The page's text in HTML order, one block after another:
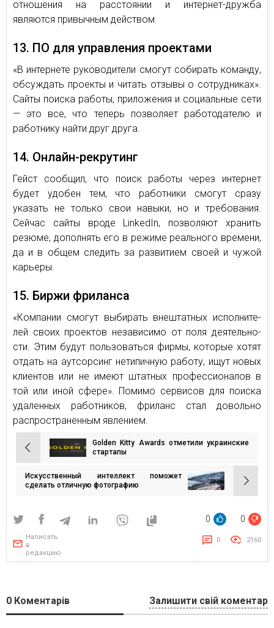
отношения на расстоянии и интернет-дружба
являются привычным действом.
13. ПО для управления проектами
«В ин­тер­не­те ру­ко­во­ди­те­ли смо­гут со­би­рать ко­ман­ду,
об­суж­дать про­ек­ты и чи­тать от­зы­вы о со­труд­ни­ках».
Сайты поиска работы, приложения и социальные сети
— это все, что теперь позволяет работодателю и
работнику найти друг друга.
14. Онлайн-рекрутинг
Гейст сообщил, что поиск работы через интернет
будет удобен тем, что работники смогут сразу
указать не только свои навыки, но и требования.
Сейчас сайты вроде LinkedIn, позволяют хранить
резюме, дополнять его в режиме реального времени,
да и в общем следить за развитием своей и чужой
карьеры.
15. Биржи фриланса
«Ком­па­нии смо­гут вы­би­рать вне­штат­ных ис­пол­ни­те­
лей своих про­ек­тов неза­ви­си­мо от поля де­я­тель­но­
сти. Этим будут поль­зо­вать­ся фирмы, ко­то­рые хотят
от­дать на аут­сор­синг нети­пич­ную ра­бо­ту, ищут новых
кли­ен­тов или не имеют штат­ных про­фес­си­о­на­лов в
той или иной сфере». Помимо сервисов для поиска
удаленных работников, фриланс стал довольно
распространенным явлением.
Навигация
по
записям
Golden Kitty Awards отметили украинские
стартапы
Искусственный интеллект поможет
сделать отличную фотографию
0 0
Написать
в
редакцию
0 2160
0 Коментарів Залишити свій коментар